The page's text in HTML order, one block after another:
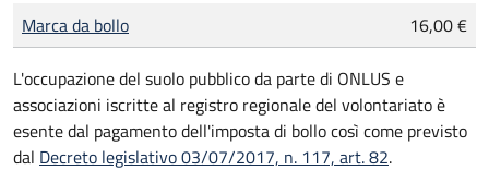
Tipo di pagamento
Importo
Marca da bollo 16,00 €
L'occupazione del suolo pubblico da parte di ONLUS e
associazioni iscritte al registro regionale del volontariato è
esente dal pagamento dell'imposta di bollo così come previsto
dal Decreto legislativo 03/07/2017, n. 117, art. 82.